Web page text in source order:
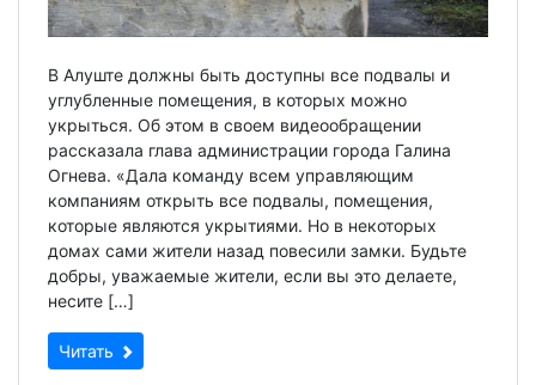
В Алуште должны быть доступны все подвалы и
углубленные помещения, в которых можно
укрыться. Об этом в своем видеообращении
рассказала глава администрации города Галина
Огнева. «Дала команду всем управляющим
компаниям открыть все подвалы, помещения,
которые являются укрытиями. Но в некоторых
домах сами жители назад повесили замки. Будьте
добры, уважаемые жители, если вы это делаете,
несите […]
Читать